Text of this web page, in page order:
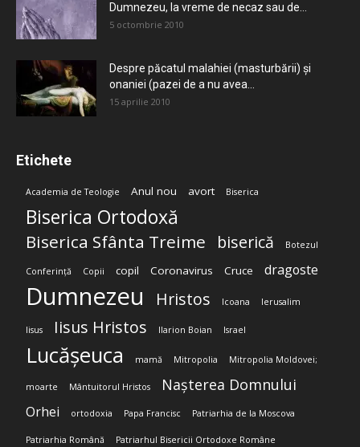
Dumnezeu, la vreme de necaz sau de...
5 octombrie 2010
Despre păcatul malahiei (masturbării) şi
onaniei (pazei de a nu avea...
15 aprilie 2010
Etichete
Academia de Teologie Anul nou avort Biserica
Biserica Ortodoxă
Biserica Sfânta Treime biserică Botezul
Conferință Copii copil Coronavirus Cruce dragoste
Dumnezeu Hristos Icoana Ierusalim
Iisus Iisus Hristos Ilarion Boian Israel
Lucășeuca mamă Mitropolia Mitropolia Moldovei;
moarte Mântuitorul Hristos Nașterea Domnului
Orhei ortodoxia Papa Francisc Patriarhia de la Moscova
Patriarhia Română Patriarhul Bisericii Ortodoxe Române